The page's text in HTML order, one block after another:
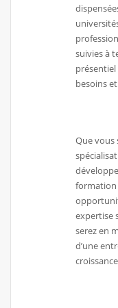
suivies à
présentiel
besoins
Que vous
formation
expertise
serez en
d’une